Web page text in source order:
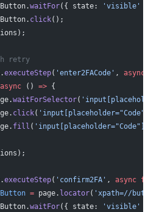
waitFor({ state: 'visible'
click();
retry
executeStep( 'enter2FACode' , async
async () => {
waitForSelector(
click(
fill (
executeStep( 'confirm2FA' , async
= page. locator( 'xpath=//
waitFor({ state: 'visible'